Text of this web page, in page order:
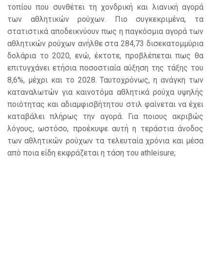
τοπίου που συνθέτει τη χονδρική και λιανική αγορά
των αθλητικών ρούχων. Πιο συγκεκριμένα, τα
στατιστικά αποδεικνύουν πως η παγκόσμια αγορά των
αθλητικών ρούχων ανήλθε στα 284,73 δισεκατομμύρια
δολάρια το 2020, ενώ, έκτοτε, προβλέπεται πως θα
επιτυγχάνει ετήσια ποσοστιαία αύξηση της τάξης του
8,6%, μέχρι και το 2028. Ταυτοχρόνως, η ανάγκη των
καταναλωτών για καινοτόμα αθλητικά ρούχα υψηλής
ποιότητας και αδιαμφισβήτητου στιλ φαίνεται να έχει
καταβάλει πλήρως την αγορά. Για ποιους ακριβώς
λόγους, ωστόσο, προέκυψε αυτή η τεράστια άνοδος
των αθλητικών ρούχων τα τελευταία χρόνια και μέσα
από ποια είδη εκφράζεται η τάση του athleisure;